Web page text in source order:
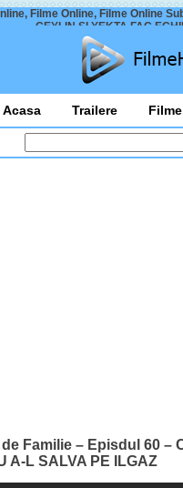
Filme Online, Filme Online
– CEYLIN ȘI YEKTA FAC
Acasa Trailere
Familie – Episdul 60 –
A-L SALVA PE ILGAZ